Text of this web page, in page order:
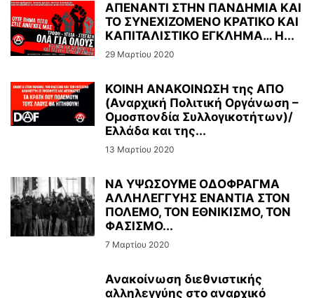
ΑΠΕΝΑΝΤΙ ΣΤΗΝ ΠΑΝΔΗΜΙΑ ΚΑΙ
ΤΟ ΣΥΝΕΧΙΖΟΜΕΝΟ ΚΡΑΤΙΚΟ ΚΑΙ
ΚΑΠΙΤΑΛΙΣΤΙΚΟ ΕΓΚΛΗΜΑ… Η...
29 Μαρτίου 2020
ΚΟΙΝΗ ΑΝΑΚΟΙΝΩΣΗ της ΑΠΟ
(Αναρχική Πολιτική Οργάνωση –
Ομοσπονδία Συλλογικοτήτων)/
Ελλάδα και της...
13 Μαρτίου 2020
ΝΑ ΥΨΩΣΟΥΜΕ ΟΔΟΦΡΑΓΜΑ
ΑΛΛΗΛΕΓΓΥΗΣ ΕΝΑΝΤΙΑ ΣΤΟΝ
ΠΟΛΕΜΟ, ΤΟΝ ΕΘΝΙΚΙΣΜΟ, ΤΟΝ
ΦΑΣΙΣΜΟ...
7 Μαρτίου 2020
Ανακοίνωση διεθνιστικής
αλληλεγγύης στο αναρχικό